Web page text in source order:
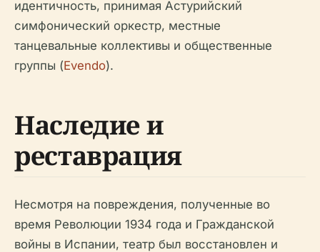
идентичность, принимая Астурийский
симфонический оркестр, местные
танцевальные коллективы и общественные
группы (Evendo).
Наследие и
реставрация
Несмотря на повреждения, полученные во
время Революции 1934 года и Гражданской
войны в Испании, театр был восстановлен и